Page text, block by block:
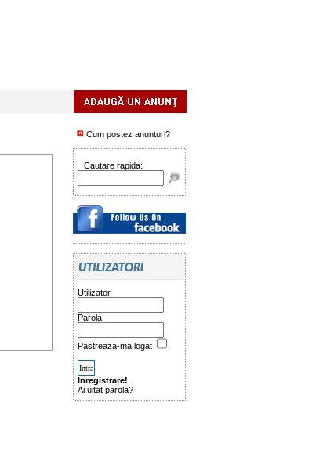
Cum postez anunturi?
Cautare rapida:
Utilizator
Parola
Pastreaza-ma logat
Inregistrare!
Ai uitat parola?